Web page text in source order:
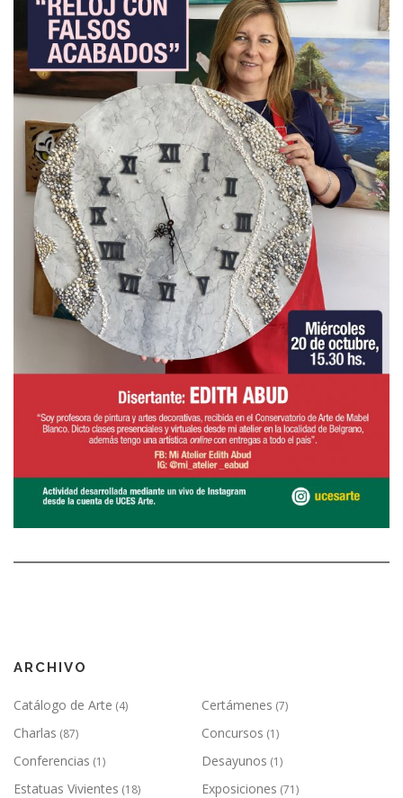
ARCHIVO
Catálogo de Arte (4) Certámenes (7)
Charlas (87) Concursos (1)
Conferencias (1) Desayunos (1)
Estatuas Vivientes (18) Exposiciones (71)